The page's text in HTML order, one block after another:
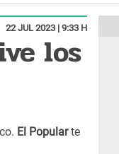
22 JUL 2023 | 9:33 H
los
El Popularte